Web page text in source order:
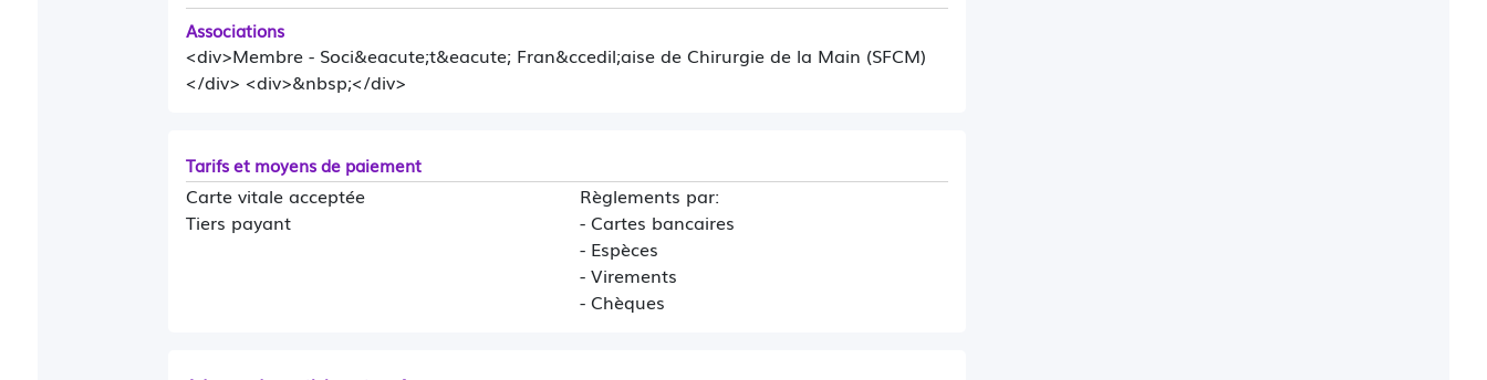
Associations
<div>Membre - Soci&eacute;t&eacute; Fran&ccedil;aise de Chirurgie de la Main (SFCM)
</div> <div>&nbsp;</div>
Tarifs et moyens de paiement
Carte vitale acceptée
Tiers payant
Règlements par:
- Cartes bancaires
- Espèces
- Virements
- Chèques